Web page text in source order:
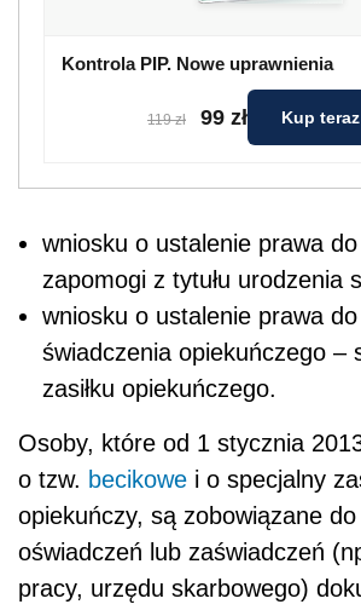
Kontrola PIP. Nowe uprawnienia
119 zł 99 zł Kup teraz
wniosku o ustalenie prawa
zapomogi z tytułu urodzenia
wniosku o ustalenie prawa
świadczenia opiekuńczego –
zasiłku opiekuńczego.
Osoby, które od 1 stycznia
o tzw. becikowe i o specjalny
opiekuńczy, są zobowiązane do
oświadczeń lub zaświadczeń
pracy, urzędu skarbowego)